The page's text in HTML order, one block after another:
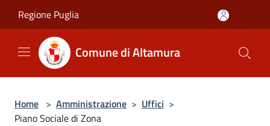
Regione Puglia
Comune di Altamura
Home > Amministrazione > Uffici >
Piano Sociale di Zona